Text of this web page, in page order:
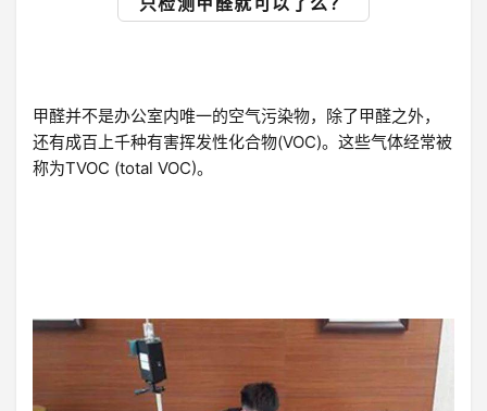
甲醛并不是办公室内唯一的空气污染物，除了甲醛之外，
还有成百上千种有害挥发性化合物(VOC)。这些气体经常被
称为TVOC (total VOC)。